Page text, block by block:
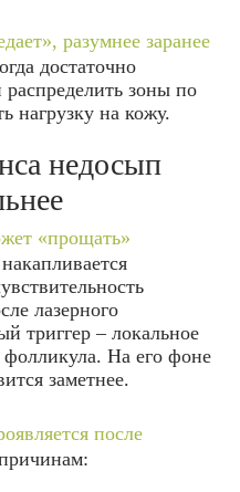
разумнее заранее
достаточно
зоны по
нагрузку на кожу.
недосып
«прощать»
лазерного
триггер – локальное
фолликула. На его фоне
заметнее.
после